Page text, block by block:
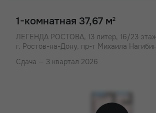
1-комнатная 37,67 м2
ЛЕГЕНДА РОСТОВА, 13 литер, 16/23
г. Ростов-на-Дону, пр-т Михаила
Сдача — 3 квартал 2026